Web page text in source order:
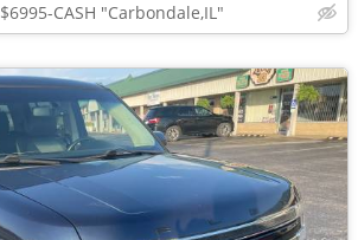
$6995-CASH "Carbondale,IL"